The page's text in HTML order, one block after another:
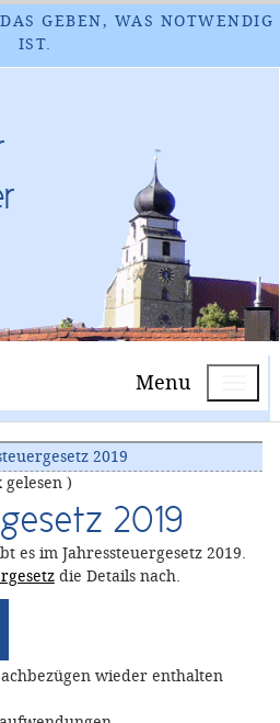
GEBEN, WAS NOTWENDIG
IST.
Menu
2019
gelesen )
2019
es im Jahressteuergesetz 2019.
die Details nach.
wieder enthalten